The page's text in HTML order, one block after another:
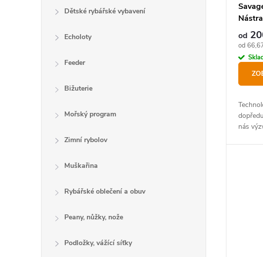
Dětské rybářské vybavení
Echoloty
Feeder
Bižuterie
Mořský program
Zimní rybolov
Muškařina
Rybářské oblečení a obuv
Peany, nůžky, nože
Podložky, vážící síťky
Silver
od
Měrná
cena:
od
nás